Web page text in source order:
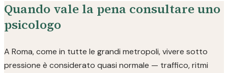
Quando vale la pena consultare uno
psicologo
A Roma, come in tutte le grandi metropoli, vivere sotto
pressione è considerato quasi normale — traffico, ritmi